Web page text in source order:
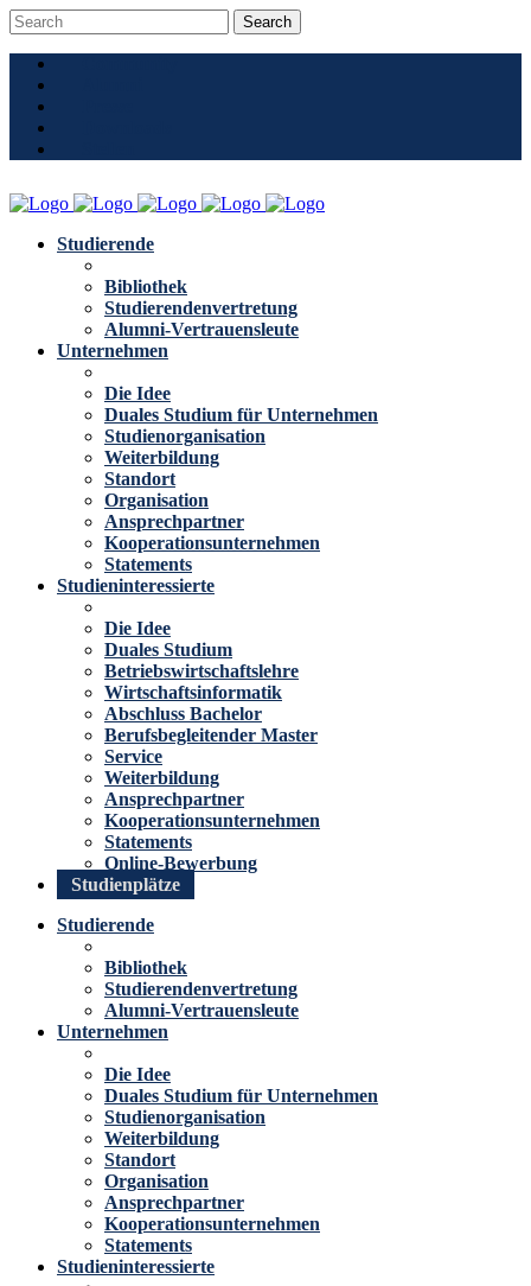
Studierende
Bibliothek
Studierendenvertretung
Alumni-Vertrauensleute
Unternehmen
Die Idee
Duales Studium für Unternehmen
Studienorganisation
Weiterbildung
Standort
Organisation
Ansprechpartner
Kooperationsunternehmen
Statements
Studieninteressierte
Die Idee
Duales Studium
Betriebswirtschaftslehre
Wirtschaftsinformatik
Abschluss Bachelor
Berufsbegleitender Master
Service
Weiterbildung
Ansprechpartner
Kooperationsunternehmen
Statements
Online-Bewerbung
Studienplätze
Studierende
Bibliothek
Studierendenvertretung
Alumni-Vertrauensleute
Unternehmen
Die Idee
Duales Studium für Unternehmen
Studienorganisation
Weiterbildung
Standort
Organisation
Ansprechpartner
Kooperationsunternehmen
Statements
Studieninteressierte